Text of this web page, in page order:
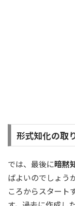
形式知化の取
では、最後に暗黙
ばよいのでしょう
ころからスタート